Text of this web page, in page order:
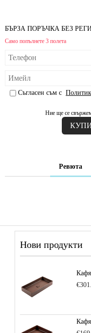
БЪРЗА ПОРЪЧКА БЕЗ
Само попълнете 3 полета
Съгласен съм с
Ние ще се
Ревюта
Нови продукти